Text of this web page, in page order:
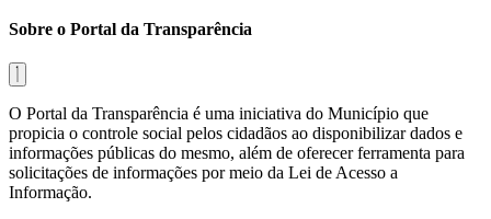
Sobre o Portal da Transparência
O Portal da Transparência é uma iniciativa do Município que
propicia o controle social pelos cidadãos ao disponibilizar dados e
informações públicas do mesmo, além de oferecer ferramenta para
solicitações de informações por meio da Lei de Acesso a
Informação.